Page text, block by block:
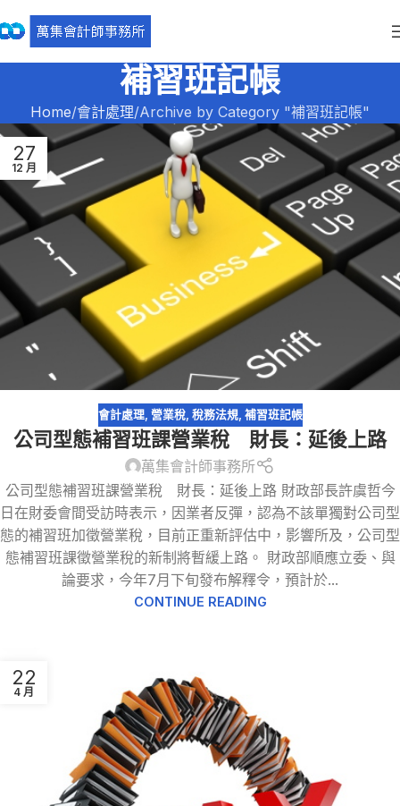
補習班記帳
Home 會計處理 Archive by Category "補習班記帳"
27
12 月
會計處理, 營業稅, 稅務法規, 補習班記帳
公司型態補習班課營業稅 財長：延後上路
萬集會計師事務所
公司型態補習班課營業稅 財長：延後上路 財政部長許虞哲今
日在財委會間受訪時表示，因業者反彈，認為不該單獨對公司型
態的補習班加徵營業稅，目前正重新評估中，影響所及，公司型
態補習班課徵營業稅的新制將暫緩上路。 財政部順應立委、與
論要求，今年7月下旬發布解釋令，預計於...
CONTINUE READING
22
4 月